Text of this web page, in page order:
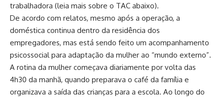
trabalhadora (leia mais sobre o TAC abaixo).
De acordo com relatos, mesmo após a operação, a
doméstica continua dentro da residência dos
empregadores, mas está sendo feito um acompanhamento
psicossocial para adaptação da mulher ao “mundo externo”.
A rotina da mulher começava diariamente por volta das
4h30 da manhã, quando preparava o café da família e
organizava a saída das crianças para a escola. Ao longo do